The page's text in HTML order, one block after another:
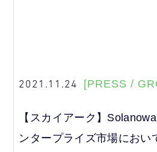
2021.11.24 [PRESS /
【スカイアーク】
ンタープライズ市場におい